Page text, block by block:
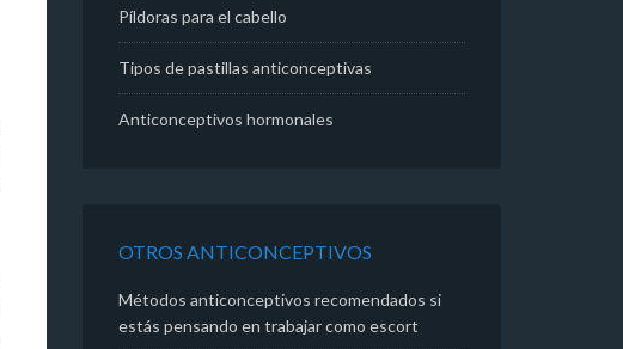
Píldoras para el cabello
Tipos de pastillas anticonceptivas
Anticonceptivos hormonales
OTROS ANTICONCEPTIVOS
Métodos anticonceptivos recomendados si
estás pensando en trabajar como escort